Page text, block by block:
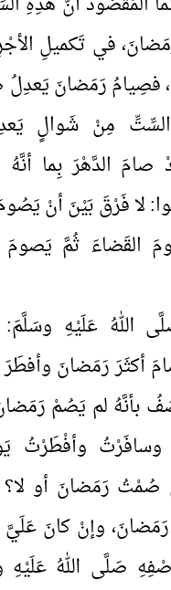
في تَكميلِ
فصِيامُ رَمَضانَ
مِنْ شَوالٍ
الدَّهْرَ بِما
لا فَرْقَ بَيْنَ أنْ
القَضاءَ ثُمَّ
اللهُ عَلَيْهِ
أكثَرَ رَمَضانَ وأفطَرَ
بأنَّهُ لم يَصُمْ
وأفْطَرْتُ
رَمَضانَ أو
وإنْ كانَ عَلَيَّ
صَلَّى اللهُ عَلَيْهِ